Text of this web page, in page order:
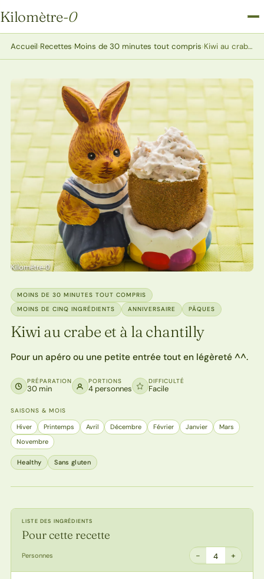
Kilomètre-0
Kilomètre-0
Accueil›Recettes›Moins de 30 minutes tout compris› Kiwi au crabe et à la chantilly
MOINS DE 30 MINUTES TOUT COMPRIS
MOINS DE CINQ INGRÉDIENTS
ANNIVERSAIRE PÂQUES
Kiwi au crabe et à la chantilly
Pour un apéro ou une petite entrée tout en légèreté ^^.
PRÉPARATION
30 min
PORTIONS
4 personnes
DIFFICULTÉ
Facile
SAISONS & MOIS
Hiver Printemps Avril Décembre Février Janvier
Mars
Novembre
Healthy Sans gluten
LISTE DES INGRÉDIENTS
Pour cette recette
Personnes − 4 +